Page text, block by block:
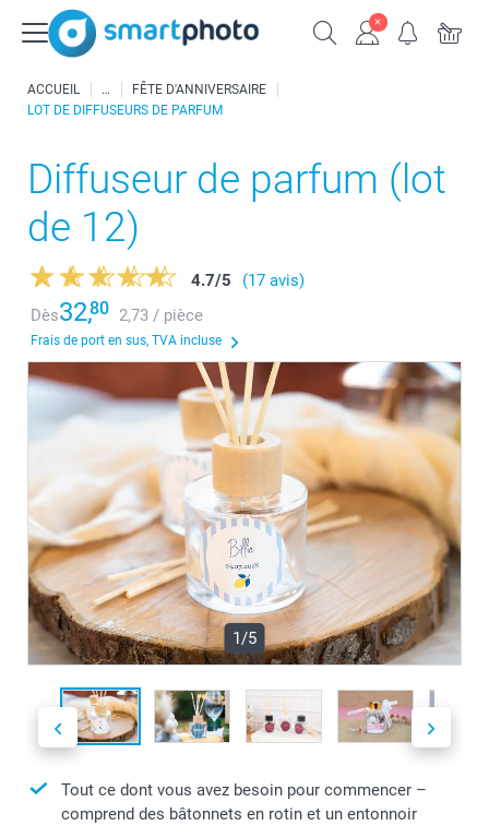
ACCUEIL
FÊTE D'ANNIVERSAIRE
LOT DE DIFFUSEURS DE PARFUM
Diffuseur de parfum (lot
de 12)
4.7/5
(17 avis)
Dès32,80 2,73 / pièce
Frais de port en sus, TVA incluse
1/5
Tout ce dont vous avez besoin pour commencer –
comprend des bâtonnets en rotin et un entonnoir